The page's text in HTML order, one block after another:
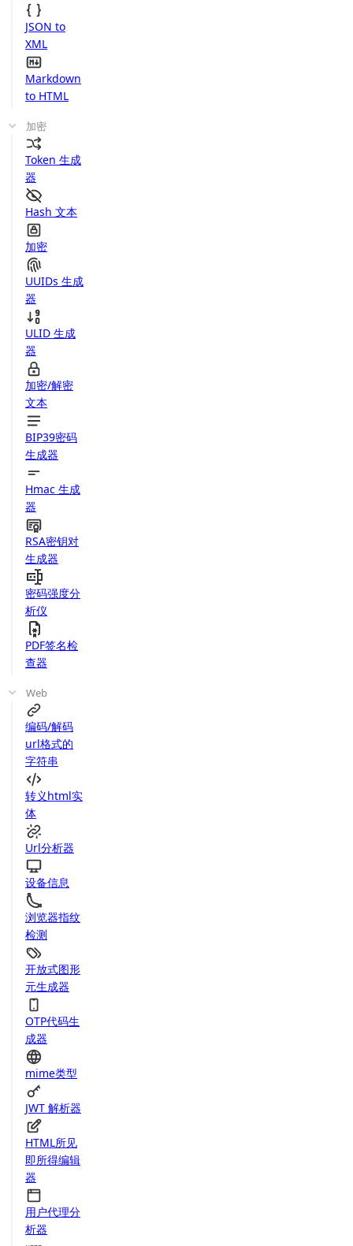
JSON to
XML
Markdown
to HTML
加密
Token 生成
器
Hash 文本
加密
UUIDs 生成
器
ULID 生成
器
加密/解密
文本
BIP39密码
生成器
Hmac 生成
器
RSA密钥对
生成器
密码强度分
析仪
PDF签名检
查器
Web
编码/解码
url格式的
字符串
转义html实
体
Url分析器
设备信息
浏览器指纹
检测
开放式图形
元生成器
OTP代码生
成器
mime类型
JWT 解析器
HTML所见
即所得编辑
器
用户代理分
析器